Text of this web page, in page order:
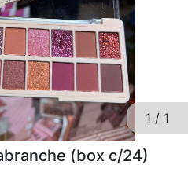
1 / 1
(box c/24)